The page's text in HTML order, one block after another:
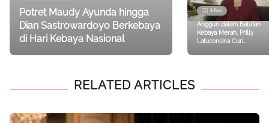
Potret Maudy Ayunda hingga
Dian Sastrowardoyo Berkebaya
di Hari Kebaya Nasional
8 Foto
Anggun dalam Balutan
Kebaya Merah, Prilly
Latuconsina Curi
RELATED ARTICLES